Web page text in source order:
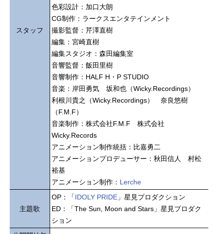
スタッフ
色彩設計：加口大朗
CG制作：ラークスエンタテインメント
撮影監督：芹澤直樹
編集：宮崎直樹
編集スタジオ：森田編集室
音響監督：飯田里樹
音響制作：HALF H・P STUDIO
音楽：岸田勇気 坂和也（Wicky.Recordings）
利根川貴之（Wicky.Recordings） 奈良悠樹
（F.M.F）
音楽制作：株式会社F.M.F 株式会社
Wicky.Records
アニメーション制作統括：比嘉勇二
アニメーションプロデューサー：秋田信人 村松
裕基
アニメーション制作： Lerche
主題歌
OP：「IDOLY PRIDE 」星見プロダクション
ED：「The Sun, Moon and Stars」星見プロダク
ション